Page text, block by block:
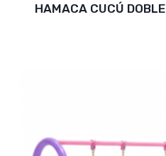
HAMACA CUCÚ DOBLE